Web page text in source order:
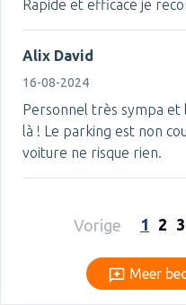
Rapide et efficace je
Alix David
16-08-2024
Personnel très sympa
là ! Le parking est non
voiture ne risque rien.
Vorige 1 2 3
Meer